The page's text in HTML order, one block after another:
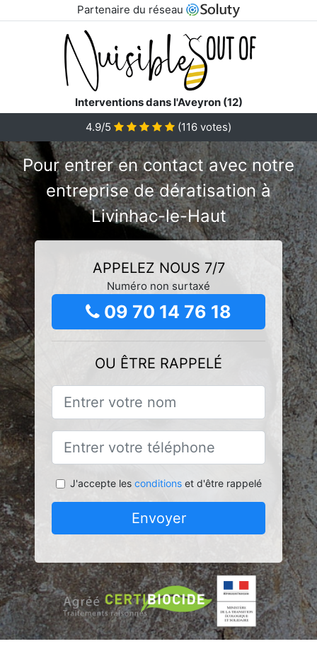
Partenaire du réseau
Interventions dans l'Aveyron (12)
4.9/5
(116 votes)
Pour entrer en contact avec notre
entreprise de dératisation à
Livinhac-le-Haut
APPELEZ NOUS 7/7
Numéro non surtaxé
09 70 14 76 18
OU ÊTRE RAPPELÉ
J'accepte les conditionset d'être rappelé
Envoyer